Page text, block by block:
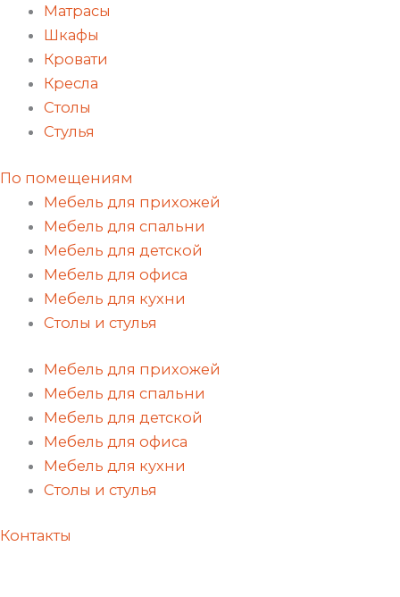
Матрасы
Шкафы
Кровати
Кресла
Столы
Стулья
По помещениям
Мебель для прихожей
Мебель для спальни
Мебель для детской
Мебель для офиса
Мебель для кухни
Столы и стулья
Мебель для прихожей
Мебель для спальни
Мебель для детской
Мебель для офиса
Мебель для кухни
Столы и стулья
Контакты